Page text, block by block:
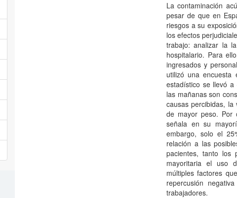
La contaminación
pesar de que en
riesgos a su
los efectos
trabajo: analizar la
hospitalario. Para
ingresados y
utilizó una encuesta
estadístico se llevó
las mañanas son
causas percibidas,
de mayor peso. Por
señala en su
embargo, solo el
relación a las
pacientes, tanto los
mayoritaria el uso
múltiples factores
repercusión
trabajadores.